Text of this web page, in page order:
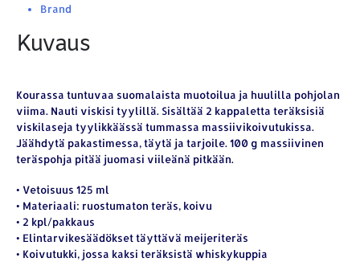
Brand
Kuvaus
Kourassa tuntuvaa suomalaista muotoilua ja huulilla pohjolan
viima. Nauti viskisi tyylillä. Sisältää 2 kappaletta teräksisiä
viskilaseja tyylikkäässä tummassa massiivikoivutukissa.
Jäähdytä pakastimessa, täytä ja tarjoile. 100 g massiivinen
teräspohja pitää juomasi viileänä pitkään.
• Vetoisuus 125 ml
• Materiaali: ruostumaton teräs, koivu
• 2 kpl/pakkaus
• Elintarvikesäädökset täyttävä meijeriteräs
• Koivutukki, jossa kaksi teräksistä whiskykuppia